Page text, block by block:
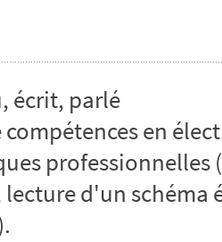
écrit, parlé
compétences en
professionnelles
lecture d'un